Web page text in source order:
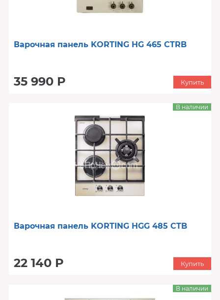
Варочная панель KORTING HG 465 CTRB
35 990 Р Купить
Варочная панель KORTING HGG 485 CTB
22 140 Р
В наличии
Купить
В наличии